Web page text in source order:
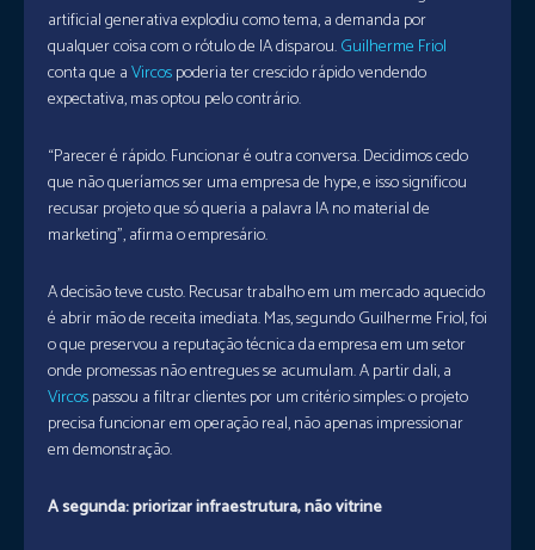
artificial generativa explodiu como tema, a demanda por
qualquer coisa com o rótulo de IA disparou.Guilherme Friol
conta que aVircospoderia ter crescido rápido vendendo
expectativa, mas optou pelo contrário.
“Parecer é rápido. Funcionar é outra conversa. Decidimos cedo
que não queríamos ser uma empresa de hype, e isso significou
recusar projeto que só queria a palavra IA no material de
marketing”, afirma o empresário.
A decisão teve custo. Recusar trabalho em um mercado aquecido
é abrir mão de receita imediata. Mas, segundo Guilherme Friol, foi
o que preservou a reputação técnica da empresa em um setor
onde promessas não entregues se acumulam. A partir dali, a
Vircospassou a filtrar clientes por um critério simples: o projeto
precisa funcionar em operação real, não apenas impressionar
em demonstração.
A segunda: priorizar infraestrutura, não vitrine